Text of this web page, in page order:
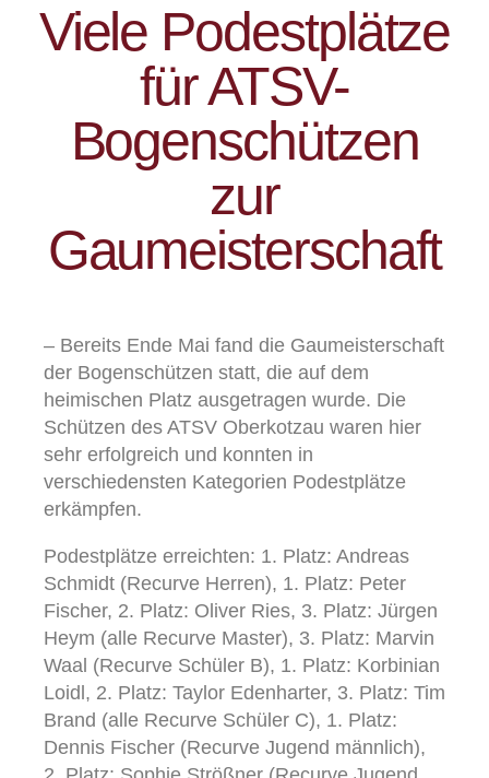
Viele Podestplätze
für ATSV-
Bogenschützen
zur
Gaumeisterschaft
– Bereits Ende Mai fand die Gaumeisterschaft
der Bogenschützen statt, die auf dem
heimischen Platz ausgetragen wurde. Die
Schützen des ATSV Oberkotzau waren hier
sehr erfolgreich und konnten in
verschiedensten Kategorien Podestplätze
erkämpfen.
Podestplätze erreichten: 1. Platz: Andreas
Schmidt (Recurve Herren), 1. Platz: Peter
Fischer, 2. Platz: Oliver Ries, 3. Platz: Jürgen
Heym (alle Recurve Master), 3. Platz: Marvin
Waal (Recurve Schüler B), 1. Platz: Korbinian
Loidl, 2. Platz: Taylor Edenharter, 3. Platz: Tim
Brand (alle Recurve Schüler C), 1. Platz:
Dennis Fischer (Recurve Jugend männlich),